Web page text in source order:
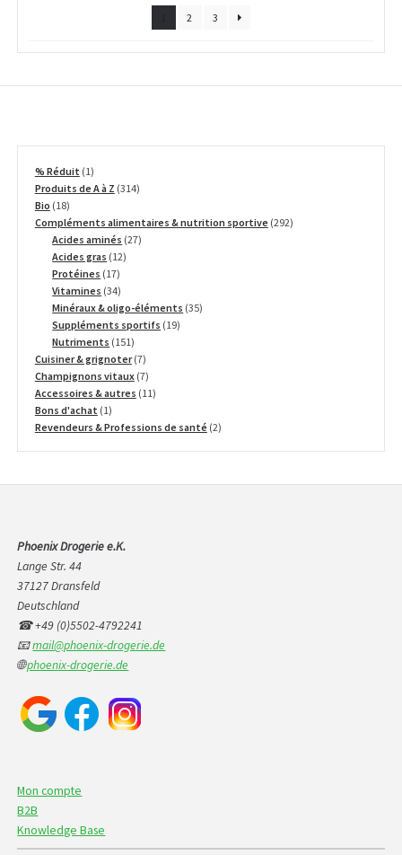
2 3
% Réduit 11
produit
Produits de A à Z 314314
Bio 1818
produits
Compléments alimentaires & nutrition sportive 292292
Acides aminés 2727
Acides gras 1212
Protéines 1717
produits
Vitamines 3434
produits
Minéraux & oligo-éléments 3535
Suppléments sportifs 1919
Nutriments 151151
produits
Cuisiner & grignoter 77
produits
Champignons vitaux 77
produits
Accessoires & autres 1111
Bons d'achat 11
produit
Revendeurs & Professions de santé 22
Phoenix Drogerie e.K.
Lange Str. 44
37127 Dransfeld
Deutschland
☎ +49 (0)5502-4792241
📧mail@phoenix-drogerie.de
🌐phoenix-drogerie.de
Mon compte
B2B
Knowledge Base